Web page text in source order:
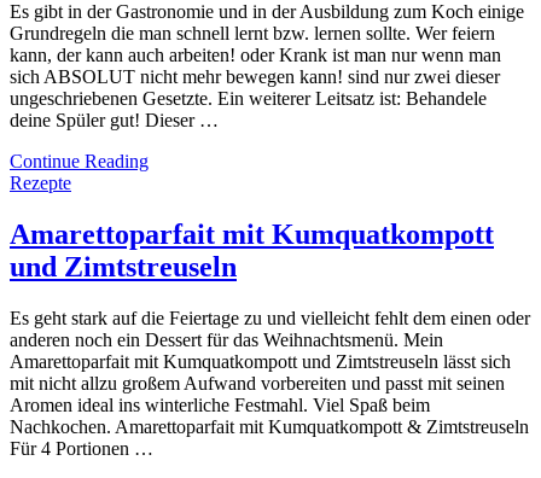
Es gibt in der Gastronomie und in der Ausbildung zum Koch einige
Grundregeln die man schnell lernt bzw. lernen sollte. Wer feiern
kann, der kann auch arbeiten! oder Krank ist man nur wenn man
sich ABSOLUT nicht mehr bewegen kann! sind nur zwei dieser
ungeschriebenen Gesetzte. Ein weiterer Leitsatz ist: Behandele
deine Spüler gut! Dieser …
Continue Reading
Rezepte
Amarettoparfait mit Kumquatkompott
und Zimtstreuseln
Es geht stark auf die Feiertage zu und vielleicht fehlt dem einen oder
anderen noch ein Dessert für das Weihnachtsmenü. Mein
Amarettoparfait mit Kumquatkompott und Zimtstreuseln lässt sich
mit nicht allzu großem Aufwand vorbereiten und passt mit seinen
Aromen ideal ins winterliche Festmahl. Viel Spaß beim
Nachkochen. Amarettoparfait mit Kumquatkompott & Zimtstreuseln
Für 4 Portionen …